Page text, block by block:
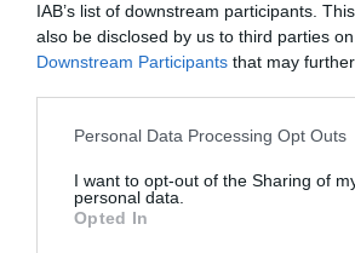
IAB’s list of downstream participants.
also be disclosed by us to third parties
Downstream Participants that may
Personal Data Processing Opt Outs
I want to opt-out of the Sharing of
personal data.
Opted In